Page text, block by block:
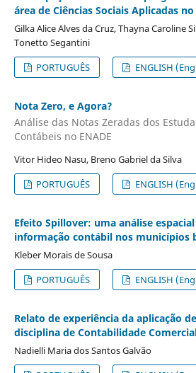
área de Ciências Sociais Aplicadas
Gilka Alice Alves da Cruz, Thayna Caroline
Tonetto Segantini
PORTUGUÊS
ENGLISH
Nota Zero, e Agora?
Análise das Notas Zeradas dos
Contábeis no ENADE
Vitor Hideo Nasu, Breno Gabriel da Silva
PORTUGUÊS
ENGLISH
Efeito Spillover: uma análise
informação contábil nos municípios
Kleber Morais de Sousa
PORTUGUÊS
ENGLISH
Relato de experiência da aplicação
disciplina de Contabilidade
Nadielli Maria dos Santos Galvão